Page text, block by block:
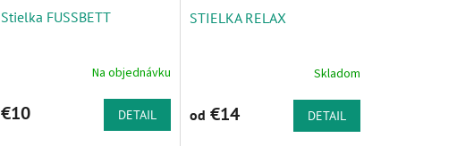
Stielka FUSSBETT
Na objednávku
€10 DETAIL
STIELKA RELAX
Skladom
od €14 DETAIL